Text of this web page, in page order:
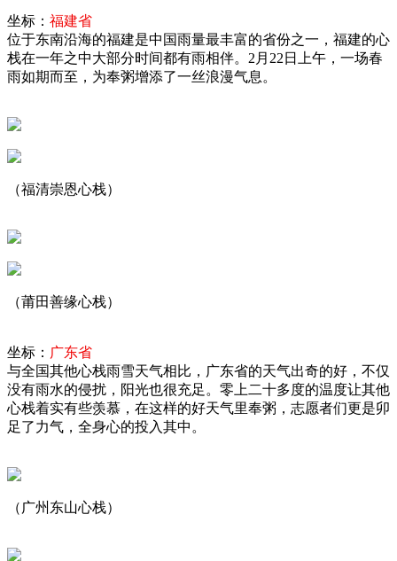
坐标： 福建省
位于东南沿海的福建是中国雨量最丰富的省份之一，福建的心
栈在一年之中大部分时间都有雨相伴。2月22日上午，一场春
雨如期而至，为奉粥增添了一丝浪漫气息。
（福清崇恩心栈）
（莆田善缘心栈）
坐标： 广东省
与全国其他心栈雨雪天气相比，广东省的天气出奇的好，不仅
没有雨水的侵扰，阳光也很充足。零上二十多度的温度让其他
心栈着实有些羡慕，在这样的好天气里奉粥，志愿者们更是卯
足了力气，全身心的投入其中。
（广州东山心栈）